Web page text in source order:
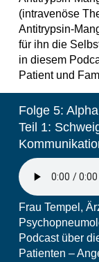
(intravenöse
Antitrypsin-
für ihn die
in diesem
Patient und
Folge 5:
Teil 1:
Frau Tempel,
Podcast über
Patienten –